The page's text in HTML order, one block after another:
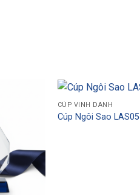
CÚP VINH DANH
Cúp Ngôi Sao LAS05